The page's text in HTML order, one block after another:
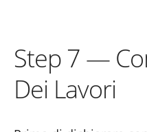
Step 7 —
Dei Lavori